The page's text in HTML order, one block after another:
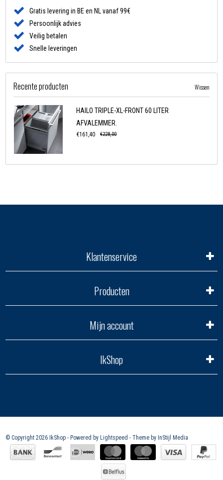
Gratis levering in BE en NL vanaf 99€
Persoonlijk advies
Veilig betalen
Snelle leveringen
Recente producten Wissen
HAILO TRIPLE-XL-FRONT 60 LITER
AFVALEMMER.
€161,40 €228,00
Klantenservice
Producten
Mijn account
IkShop
© Copyright 2026 IkShop - Powered by Lightspeed - Theme by InStijl Media